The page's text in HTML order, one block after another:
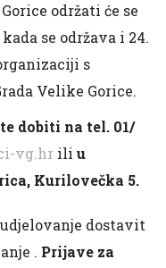
održati će se
kada se održava i 24.
s
Velike Gorice.
dobiti na tel. 01/
vg.hr ili u
Kurilovečka 5.
dostavit
. Prijave za